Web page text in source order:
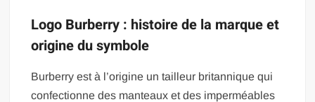
Logo Burberry : histoire de la marque et
origine du symbole
Burberry est à l’origine un tailleur britannique qui
confectionne des manteaux et des imperméables